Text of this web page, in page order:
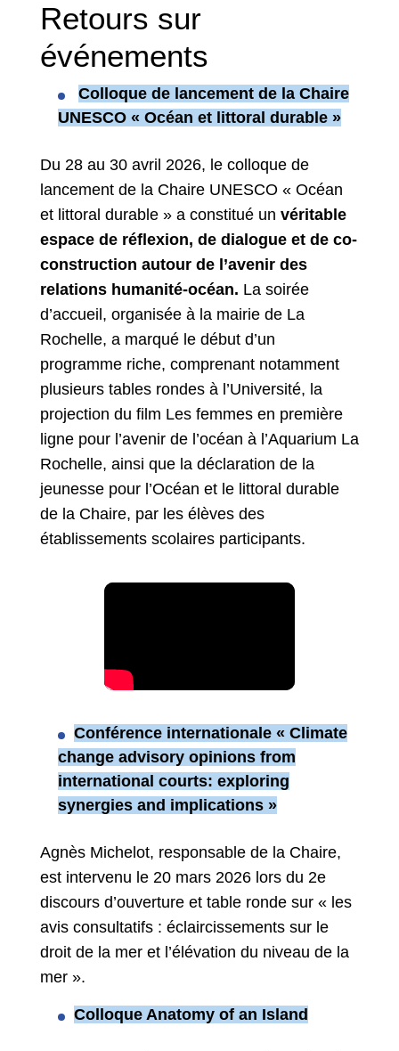
Retours sur
événements
Colloque de lancement de la Chaire
UNESCO « Océan et littoral durable »
Du 28 au 30 avril 2026, le colloque de
lancement de la Chaire UNESCO « Océan
et littoral durable » a constitué un véritable
espace de réflexion, de dialogue et de co-
construction autour de l’avenir des
relations humanité-océan. La soirée
d’accueil, organisée à la mairie de La
Rochelle, a marqué le début d’un
programme riche, comprenant notamment
plusieurs tables rondes à l’Université, la
projection du film Les femmes en première
ligne pour l’avenir de l’océan à l’Aquarium La
Rochelle, ainsi que la déclaration de la
jeunesse pour l’Océan et le littoral durable
de la Chaire, par les élèves des
établissements scolaires participants.
Conférence internationale « Climate
change advisory opinions from
international courts: exploring
synergies and implications »
Agnès Michelot, responsable de la Chaire,
est intervenu le 20 mars 2026 lors du 2e
discours d’ouverture et table ronde sur « les
avis consultatifs : éclaircissements sur le
droit de la mer et l’élévation du niveau de la
mer ».
Colloque Anatomy of an Island